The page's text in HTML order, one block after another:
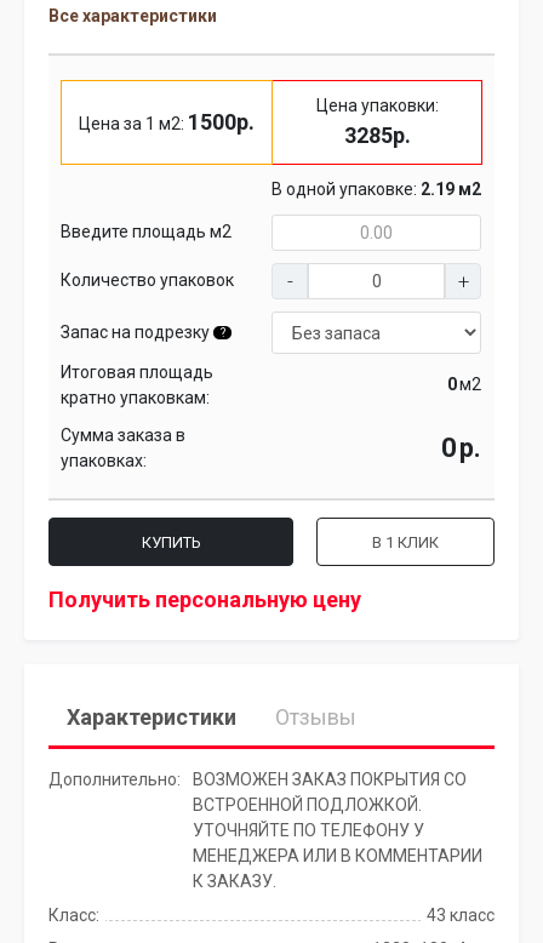
Все характеристики
Цена за 1 м2: 1500р.
Цена упаковки:
3285р.
В одной упаковке: 2.19 м2
Введите площадь м2
Количество упаковок
Запас на подрезку ?
Итоговая площадь
кратно упаковкам:
м2
Сумма заказа в
упаковках:
р.
КУПИТЬ В 1 КЛИК
Получить персональную цену
Характеристики Отзывы
Дополнительно:
ВОЗМОЖЕН ЗАКАЗ ПОКРЫТИЯ СО
ВСТРОЕННОЙ ПОДЛОЖКОЙ.
УТОЧНЯЙТЕ ПО ТЕЛЕФОНУ У
МЕНЕДЖЕРА ИЛИ В КОММЕНТАРИИ
К ЗАКАЗУ.
Класс:
43 класс